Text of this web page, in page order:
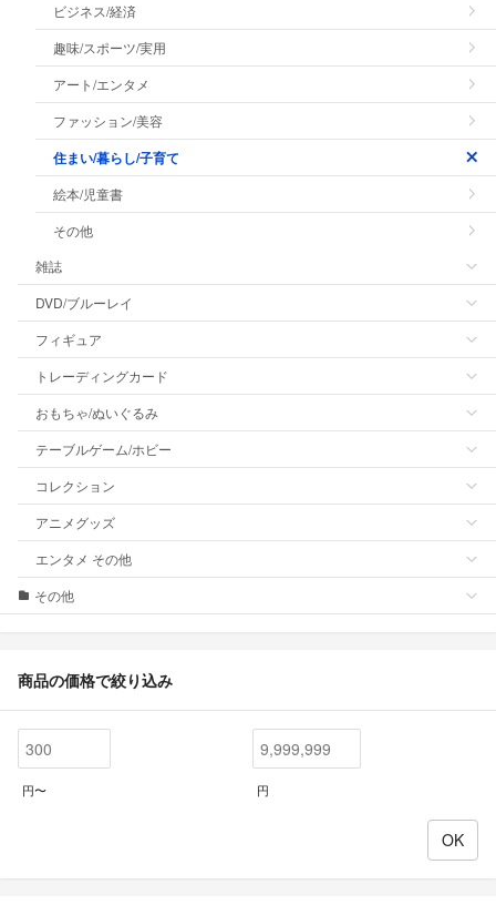
ビジネス/経済
趣味/スポーツ/実用
アート/エンタメ
ファッション/美容
住まい/暮らし/子育て
絵本/児童書
その他
雑誌
DVD/ブルーレイ
フィギュア
トレーディングカード
おもちゃ/ぬいぐるみ
テーブルゲーム/ホビー
コレクション
アニメグッズ
エンタメ その他
その他
商品の価格で絞り込み
円〜 円